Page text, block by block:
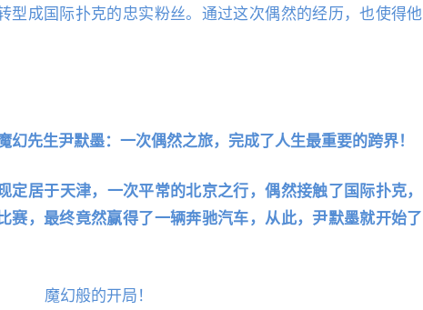
型成国际扑克的忠实粉丝。通过这次偶然的经历，也使得他
居于天津，一次平常的北京之行，偶然接触了国际扑克，
赛，最终竟然赢得了一辆奔驰汽车，从此，尹默墨就开始了
魔幻般的开局！